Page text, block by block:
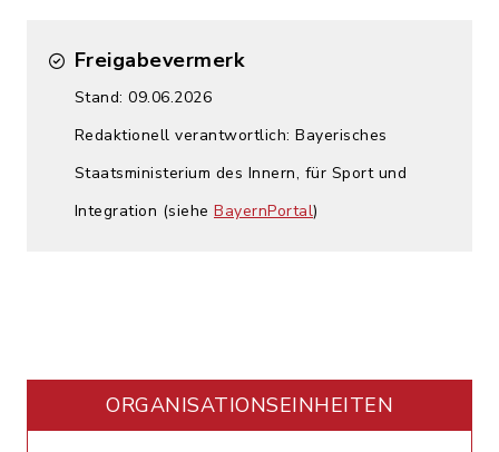
Freigabevermerk
Stand: 09.06.2026
Redaktionell verantwortlich: Bayerisches
Staatsministerium des Innern, für Sport und
Integration (siehe BayernPortal)
ORGANISATIONS­EINHEITEN